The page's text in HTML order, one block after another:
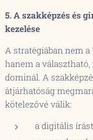
5. A szakképzés és
kezelése
A stratégiában nem
hanem a
dominál. A
átjárhatóság
kötelezővé válik:
a digitális